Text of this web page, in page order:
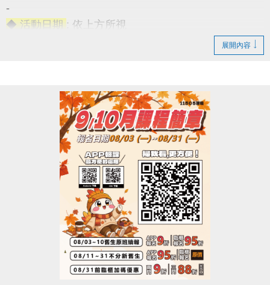
-
◆ 活動日期: 依上方所視
◆ 優惠2重奏
1. 參與任一課程即贈黑松FIN運動飲料一瓶(上課當天
2. 報名此次公益課程且開班成功學員，報名9-10月期
課及球類家教課(10H)項目享9折優惠。
◆ 名額有限，報滿為止(報名不限大小朋友~)
-洽詢專線：03-2639066 #115
-官網 :
https://www.lzsports.com.tw/zh_TW/news/pageID/1/
展開內容